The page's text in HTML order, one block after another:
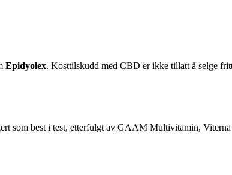
Epidyolex. Kosttilskudd med CBD er ikke tillatt å selge
som best i test, etterfulgt av GAAM Multivitamin,